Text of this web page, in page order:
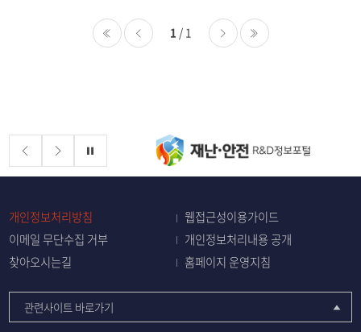
등
록
일,
조
회
수
1 / 1
배너존
개인정보처리방침
웹접근성이용가이드
이메일 무단수집 거부
개인정보처리내용 공개
찾아오시는길
홈페이지 운영지침
관련사이트 바로가기